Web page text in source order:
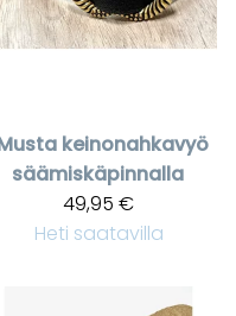
keinonahkavyö
säämiskäpinnalla
49,95 €
Heti saatavilla